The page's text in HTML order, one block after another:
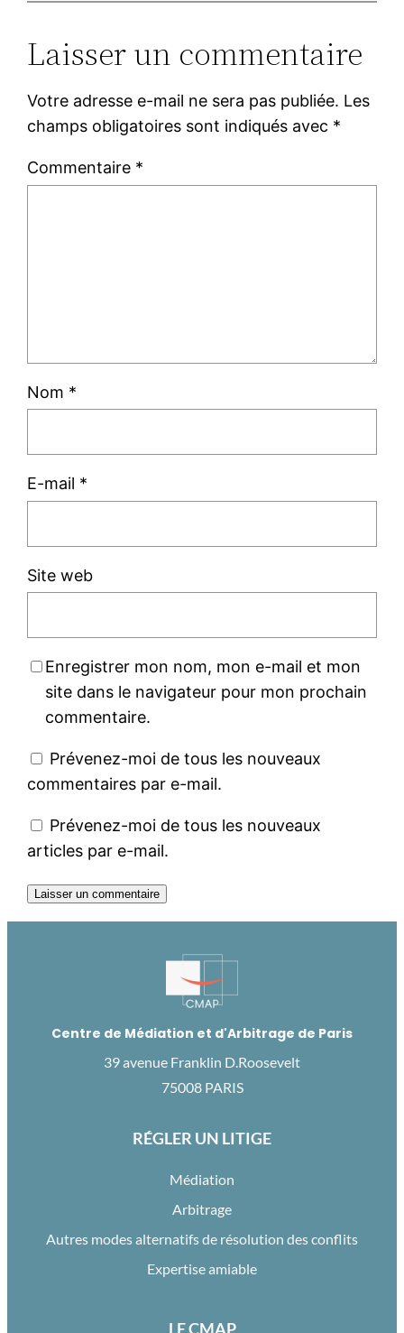
Laisser un commentaire
Votre adresse e-mail ne sera pas publiée. Les
champs obligatoires sont indiqués avec *
Commentaire *
Nom *
E-mail *
Site web
Enregistrer mon nom, mon e-mail et mon
site dans le navigateur pour mon prochain
commentaire.
Prévenez-moi de tous les nouveaux
commentaires par e-mail.
Prévenez-moi de tous les nouveaux
articles par e-mail.
Centre de Médiation et d'Arbitrage de Paris
39 avenue Franklin D.Roosevelt
75008 PARIS
RÉGLER UN LITIGE
Médiation
Arbitrage
Autres modes alternatifs de résolution des conflits
Expertise amiable
LE CMAP